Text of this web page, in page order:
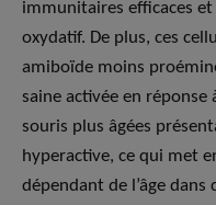
immunitaires efficaces
oxydatif. De plus, ces
amiboïde moins
saine activée en réponse
souris plus âgées
hyperactive, ce qui met
dépendant de l’âge